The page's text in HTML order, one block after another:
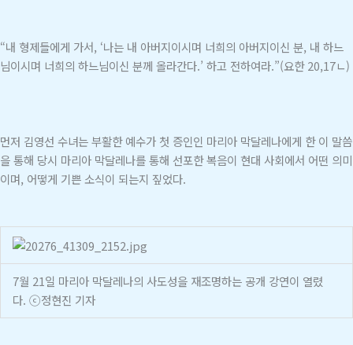
“내 형제들에게 가서, ‘나는 내 아버지이시며 너희의 아버지이신 분, 내 하느
님이시며 너희의 하느님이신 분께 올라간다.’ 하고 전하여라.”(요한 20,17ㄴ)
먼저 김영선 수녀는 부활한 예수가 첫 증인인 마리아 막달레나에게 한 이 말씀
을 통해 당시 마리아 막달레나를 통해 선포한 복음이 현대 사회에서 어떤 의미
이며, 어떻게 기쁜 소식이 되는지 짚었다.
7월 21일 마리아 막달레나의 사도성을 재조명하는 공개 강연이 열렸
다. ⓒ정현진 기자